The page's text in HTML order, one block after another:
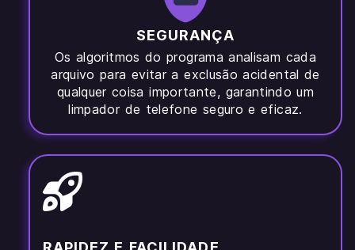
SEGURANÇA
Os algoritmos do programa analisam cada
arquivo para evitar a exclusão acidental de
qualquer coisa importante, garantindo um
limpador de telefone seguro e eficaz.